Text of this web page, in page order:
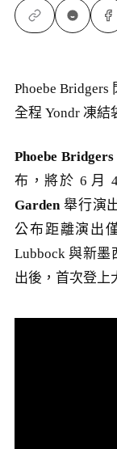
Phoebe Bridgers
全程 Yondr 凍結
Phoebe Bridgers
布，將於 6 月
Garden舉行演
公布距離演出
Lubbock 與新墨
出後，首次登上